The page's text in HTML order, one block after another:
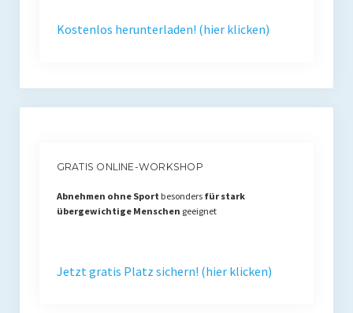
Kostenlos herunterladen! (hier klicken)
GRATIS ONLINE-WORKSHOP
Abnehmen ohne Sport besonders für stark
übergewichtige Menschen geeignet
Jetzt gratis Platz sichern! (hier klicken)